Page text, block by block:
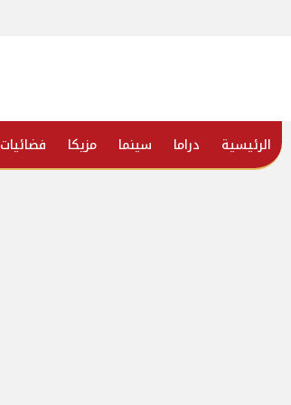
الرئيسية دراما سينما مزيكا فضائيات